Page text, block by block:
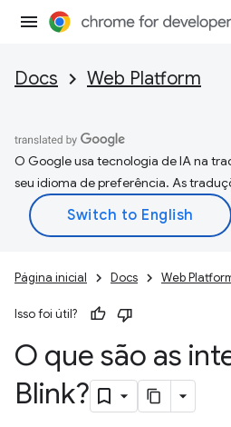
Docs Web Platform
O Google usa tecnologia de IA na
seu idioma de preferência. As
Página inicial Docs Web
Isso foi útil?
O que são as
Blink?